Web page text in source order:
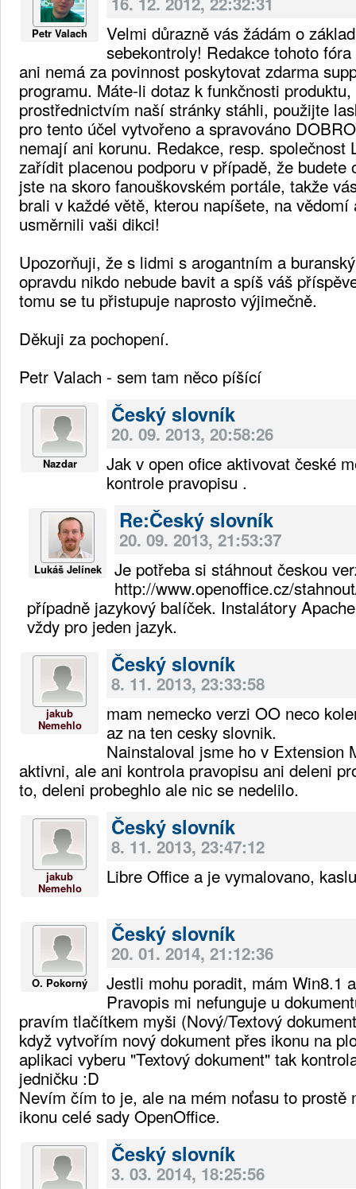
Petr Valach
Velmi důrazně vás žádám o
sebekontroly! Redakce tohoto
ani nemá za povinnost poskytovat zdarma
programu. Máte-li dotaz k funkčnosti
prostřednictvím naší stránky stáhli, použijte
pro tento účel vytvořeno a spravováno
nemají ani korunu. Redakce, resp. společnost
zařídit placenou podporu v případě, že budete
jste na skoro fanouškovském portále, takže
brali v každé větě, kterou napíšete, na vědomí
usměrnili vaši dikci!
Upozorňuji, že s lidmi s arogantním a
opravdu nikdo nebude bavit a spíš váš
tomu se tu přistupuje naprosto výjimečně.
Děkuji za pochopení.
Petr Valach - sem tam něco píšící
Nazdar
Český slovník
20. 09. 2013, 20:58:26
Jak v open ofice aktivovat české
kontrole pravopisu .
Lukáš Jelínek
Re:Český slovník
20. 09. 2013, 21:53:37
Je potřeba si stáhnout českou
http://www.openoffice.cz/
případně jazykový balíček. Instalátory
vždy pro jeden jazyk.
jakub
Nemehlo
Český slovník
8. 11. 2013, 23:33:58
mam nemecko verzi OO neco
az na ten cesky slovnik.
Nainstaloval jsme ho v Extension
aktivni, ale ani kontrola pravopisu ani deleni
to, deleni probeghlo ale nic se nedelilo.
jakub
Nemehlo
Český slovník
8. 11. 2013, 23:47:12
Libre Office a je vymalovano,
O. Pokorný
Český slovník
20. 01. 2014, 21:12:36
Jestli mohu poradit, mám Win8.1
Pravopis mi nefunguje u
pravím tlačítkem myši (Nový/Textový
když vytvořím nový dokument přes ikonu na
aplikaci vyberu "Textový dokument" tak
jedničku :D
Nevím čím to je, ale na mém noťasu to prostě
ikonu celé sady OpenOffice.
Český slovník
3. 03. 2014, 18:25:56